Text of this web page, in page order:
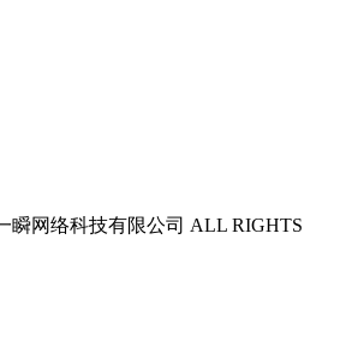
瞬网络科技有限公司 ALL RIGHTS